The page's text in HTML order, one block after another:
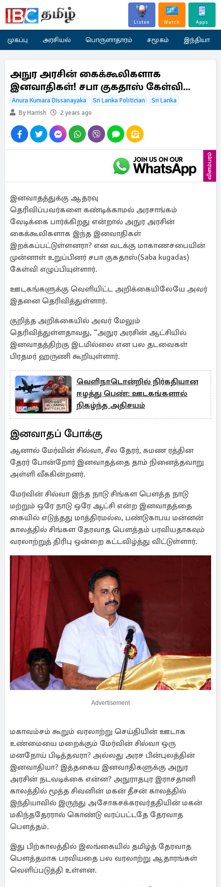
Listen Watch Apps
முகப்பு அரசியல் பொருளாதாரம் சமூகம் இந்தியா
அநுர அரசின் கைக்கூலிகளாக
இனவாதிகள்! சபா குகதாஸ் கேள்வி...
Anura Kumara Dissanayaka Sri Lanka Politician
Sri Lanka
By Harrish
2 years ago
விளம்பரம்
இனவாதத்துக்கு ஆதரவு
தெரிவிப்பவர்களை கண்டிக்காமல் அரசாங்கம்
வேடிக்கை பார்க்கிறது என்றால் அநுர அரசின்
கைக்கூலிகளாக இந்த இனவாதிகள்
இறக்கப்பட்டுள்ளனரா? என வடக்கு மாகாணசபையின்
முன்னாள் உறுப்பினர் சபா குகதாஸ்(Saba kugadas)
கேள்வி எழுப்பியுள்ளார்.
ஊடகங்களுக்கு வெளியிட்ட அறிக்கையிலேயே அவர்
இதனை தெரிவித்துள்ளார்.
குறித்த அறிக்கையில் அவர் மேலும்
தெரிவித்துள்ளதாவது, “அநுர அரசின் ஆட்சியில்
இனவாதத்திற்கு இடமில்லை என பல தடவைகள்
பிரதமர் ஹருணி கூறியுள்ளார்.
வெளிநாடொன்றில் நிர்கதியான
ஈழத்து பெண்: ஊடகங்களால்
நிகழ்ந்த அதிசயம்
இனவாதப் போக்கு
ஆனால் மேர்வின் சில்வா, சீல தேரர், சுமண ரத்தின
தேரர் போன்றோர் இனவாதத்தை தாம் நினைத்தவாறு
அள்ளி வீசுகின்றனர்.
மேர்வின் சில்வா இந்த நாடு சிங்கள பௌத்த நாடு
மற்றும் ஒரே நாடு ஒரே ஆட்சி என்ற இனவாதத்தை
கையில் எடுத்தது மாத்திரமல்ல, பண்டுகாபய மன்னன்
காலத்தில் சிங்கள தேரவாத பௌத்தம் பரவியதாகவும்
வரலாற்றுத் திரிபு ஒன்றை கட்டவிழ்த்து விட்டுள்ளார்.
Advertisement
மகாவம்சம் கூறும் வரலாற்று செய்தியின் ஊடாக
உண்மையை மறைக்கும் மேர்வின் சில்வா ஒரு
மனநோய் பிடித்தவரா? அல்லது அரச பின்புலத்தின்
இனவாதியா? இத்தகைய இனவாதிகளுக்கு அநுர
அரசின் நடவடிக்கை என்ன? அநுராதபுர இராசதானி
காலத்தில் மூத்த சிவனின் மகன் தீசன் காலத்தில்
இந்தியாவில் இருந்து அசோகசக்கரவர்ததியின் மகன்
மகிந்ததேரரால் கொண்டு வரப்பட்டதே தேரவாத
பௌத்தம்.
இது பிற்காலத்தில் இலங்கையில் தமிழ்த் தேரவாத
பௌத்தமாக பரவியதை பல வரலாற்று ஆதாரங்கள்
வெளிப்படுத்தி உள்ளன.